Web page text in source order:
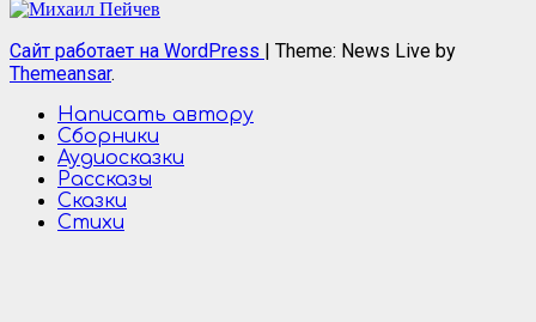
Сайт работает на WordPress | Theme: News Live by
Themeansar.
Написать автору
Сборники
Аудиосказки
Рассказы
Сказки
Стихи